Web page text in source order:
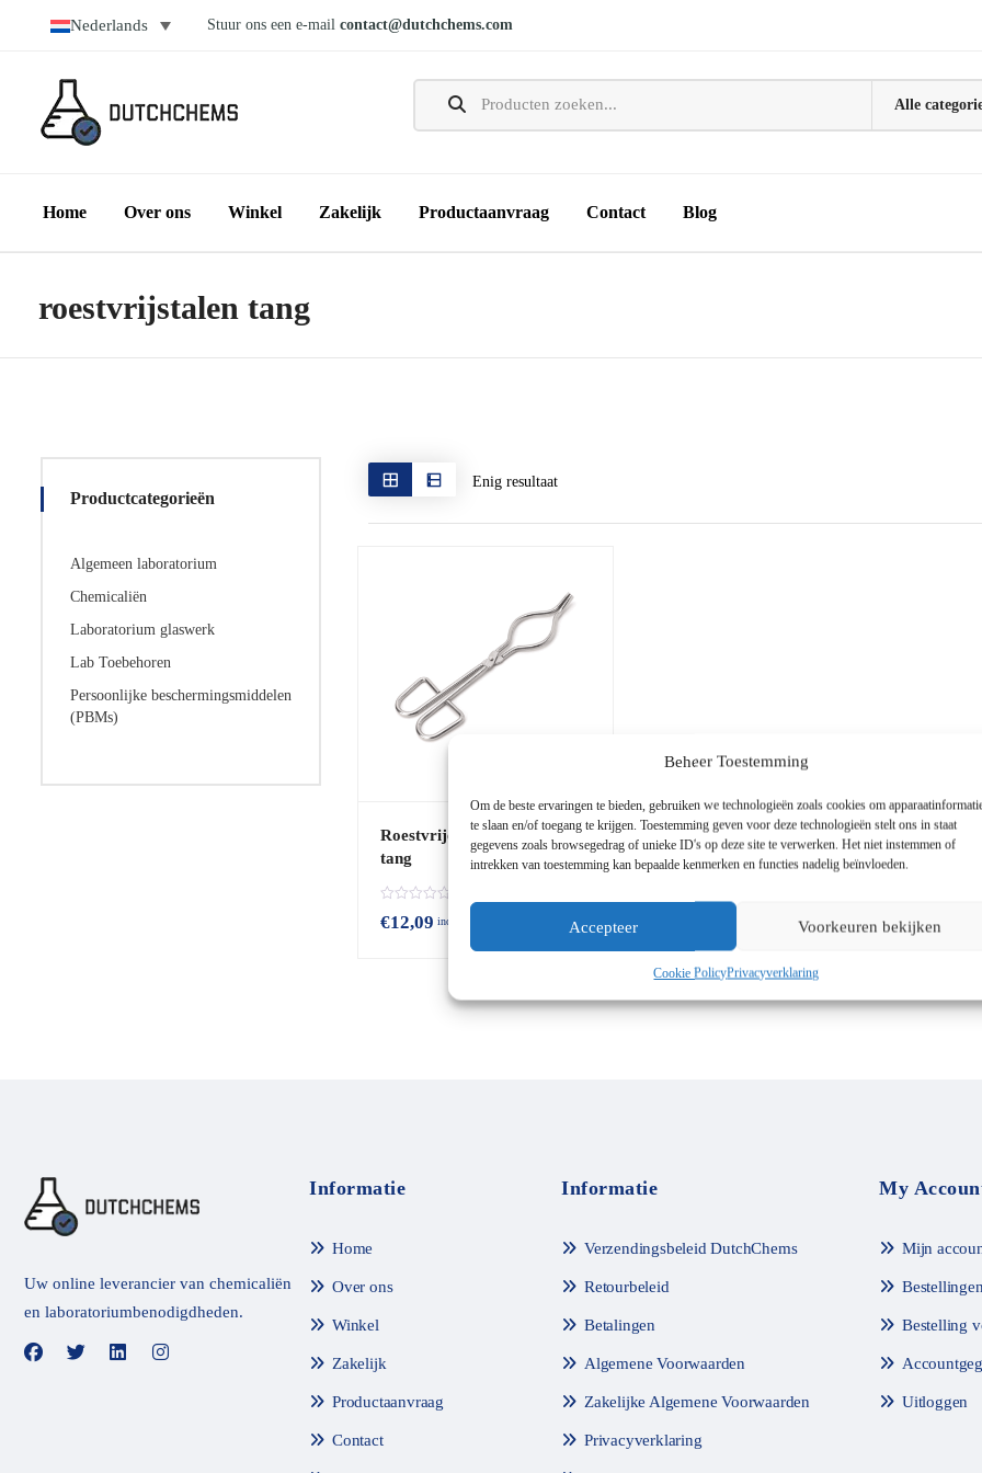
Beheer Toestemming
Om de beste ervaringen te bieden, gebruiken we technologieën zoals cookies om
te slaan en/of toegang te krijgen. Toestemming geven voor deze technologieën stelt ons in staat
gegevens zoals browsegedrag of unieke ID's op deze site te verwerken. Het niet instemmen of
intrekken van toestemming kan bepaalde kenmerken en functies nadelig beïnvloeden.
Accepteer Voorkeuren bekijken
Cookie PolicyPrivacyverklaring
Nederlands Stuur ons een e-mail contact@dutchchems.com
Home Over ons Winkel Zakelijk Productaanvraag Contact Blog
roestvrijstalen tang
Productcategorieën
Algemeen laboratorium
Chemicaliën
Laboratorium glaswerk
Lab Toebehoren
Persoonlijke beschermingsmiddelen
(PBMs)
Enig resultaat
Roestvrije laboratorium
tang
e
d
€12,09 incl. BTW
Uw online leverancier van chemicaliën
en laboratoriumbenodigdheden.
Informatie
Home
Over ons
Winkel
Zakelijk
Productaanvraag
Contact
Informatie
Verzendingsbeleid DutchChems
Retourbeleid
Betalingen
Algemene Voorwaarden
Zakelijke Algemene Voorwaarden
Privacyverklaring
My
Mijn
Bestelling
Uitloggen